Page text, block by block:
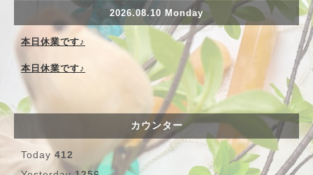
2026.08.10 Monday
本日休業です♪
本日休業です♪
カウンター
Today 412